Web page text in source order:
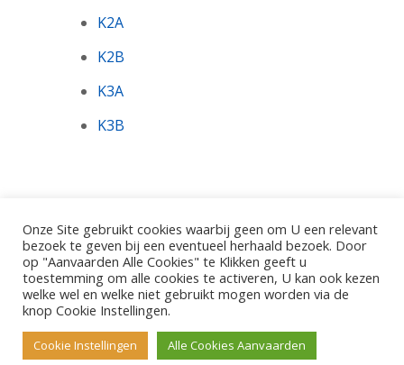
K2A
K2B
K3A
K3B
©2026 - Gemeentelijke Basisschool De Pinte.
Polderbos 1, 9840 De Pinte
Onze Site gebruikt cookies waarbij geen om U een relevant
bezoek te geven bij een eventueel herhaald bezoek. Door
op "Aanvaarden Alle Cookies" te Klikken geeft u
toestemming om alle cookies te activeren, U kan ook kezen
welke wel en welke niet gebruikt mogen worden via de
knop Cookie Instellingen.
Cookie Instellingen Alle Cookies Aanvaarden